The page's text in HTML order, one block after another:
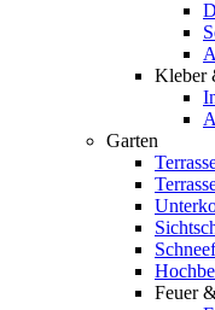
Kleber
Garten
Feuer